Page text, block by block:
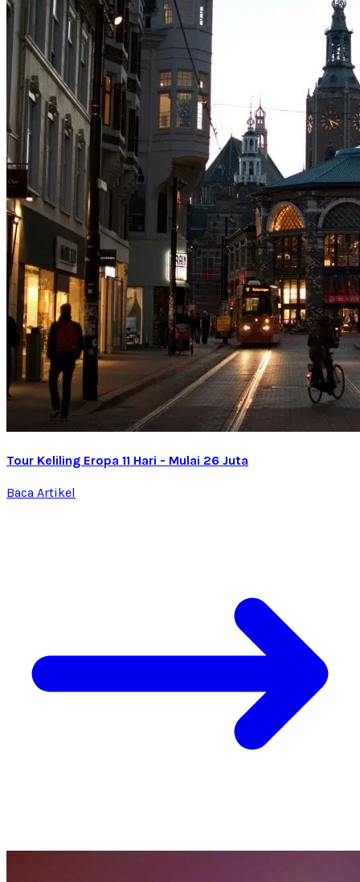
Tour Keliling Eropa 11 Hari - Mulai 26 Juta
Baca Artikel